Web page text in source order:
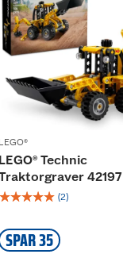
LEGO®
LEGO® Technic
42197
☆☆☆☆☆ (2)
SPAR 35